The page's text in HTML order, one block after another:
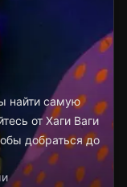
найти самую
от Хаги Ваги
добраться до